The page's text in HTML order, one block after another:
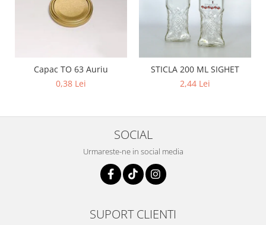
Capac TO 63 Auriu
0,38 Lei
STICLA 200 ML SIGHET
2,44 Lei
SOCIAL
Urmareste-ne in social media
SUPORT CLIENTI